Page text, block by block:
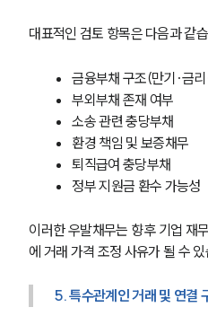
대표적인 검토 항목은 다음과 같
금융부채 구조(만기·금
부외부채 존재 여부
소송 관련 충당부채
환경 책임 및 보증채무
퇴직급여 충당부채
정부 지원금 환수 가능성
이러한 우발채무는 향후 기업 재
에 거래 가격 조정 사유가 될 수
5. 특수관계인 거래 및 연결